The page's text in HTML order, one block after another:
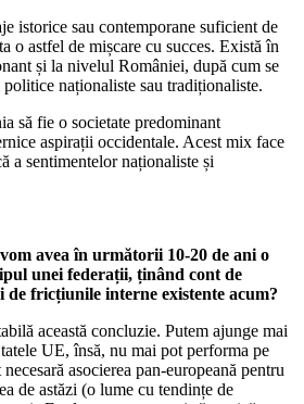
istorice sau contemporane suficient de
o astfel de mișcare cu succes. Există în
și la nivelul României, după cum se
naționaliste sau tradiționaliste.
să fie o societate predominant
aspirații occidentale. Acest mix face
a sentimentelor naționaliste și
avea în următorii 10-20 de ani o
unei federații, ținând cont de
de fricțiunile interne existente acum?
această concluzie. Putem ajunge mai
UE, însă, nu mai pot performa pe
asocierea pan-europeană pentru
de astăzi (o lume cu tendințe de